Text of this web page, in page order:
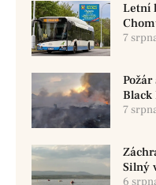
Letní
7
Black
7
Silný
6